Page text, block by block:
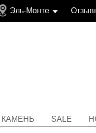
Эль-Монте
КАМЕНЬ SALE